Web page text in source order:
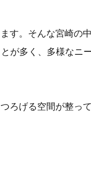
す。そんな宮崎の
が多く、多様なニ
ろげる空間が整っ